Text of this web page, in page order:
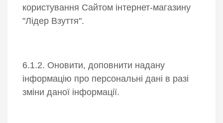
користування Сайтом інтернет-магазину
"Лідер Взуття".
6.1.2. Оновити, доповнити надану
інформацію про персональні дані в разі
зміни даної інформації.